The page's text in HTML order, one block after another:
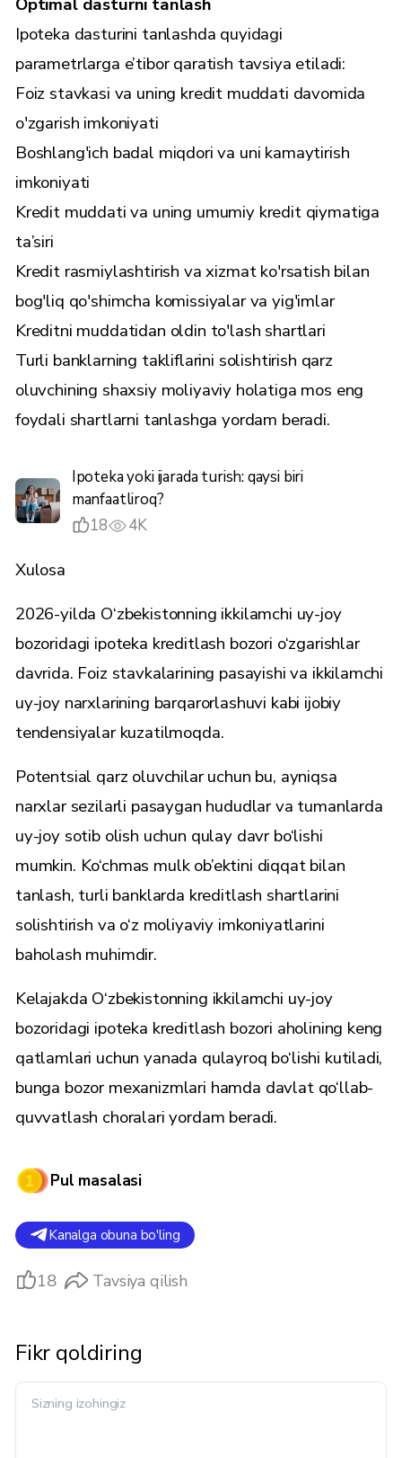
Ipoteka dasturini tanlashda quyidagi
parametrlarga e’tibor qaratish tavsiya etiladi:
Foiz stavkasi va uning kredit muddati davomida
o'zgarish imkoniyati
Boshlang'ich badal miqdori va uni kamaytirish
imkoniyati
Kredit muddati va uning umumiy kredit qiymatiga
ta’siri
Kredit rasmiylashtirish va xizmat ko'rsatish bilan
bog'liq qo'shimcha komissiyalar va yig'imlar
Kreditni muddatidan oldin to'lash shartlari
Turli banklarning takliflarini solishtirish qarz
oluvchining shaxsiy moliyaviy holatiga mos eng
foydali shartlarni tanlashga yordam beradi.
Ipoteka yoki ijarada turish: qaysi biri
manfaatliroq?
18
4K
Xulosa
2026-yilda O‘zbekistonning ikkilamchi uy-joy
bozoridagi ipoteka kreditlash bozori o‘zgarishlar
davrida. Foiz stavkalarining pasayishi va ikkilamchi
uy-joy narxlarining barqarorlashuvi kabi ijobiy
tendensiyalar kuzatilmoqda.
Potentsial qarz oluvchilar uchun bu, ayniqsa
narxlar sezilarli pasaygan hududlar va tumanlarda
uy-joy sotib olish uchun qulay davr bo‘lishi
mumkin. Ko‘chmas mulk ob’ektini diqqat bilan
tanlash, turli banklarda kreditlash shartlarini
solishtirish va o‘z moliyaviy imkoniyatlarini
baholash muhimdir.
Kelajakda O‘zbekistonning ikkilamchi uy-joy
bozoridagi ipoteka kreditlash bozori aholining keng
qatlamlari uchun yanada qulayroq bo‘lishi kutiladi,
bunga bozor mexanizmlari hamda davlat qo‘llab-
quvvatlash choralari yordam beradi.
Pul masalasi
Kanalga obuna bo'ling
18 Tavsiya qilish
Fikr qoldiring